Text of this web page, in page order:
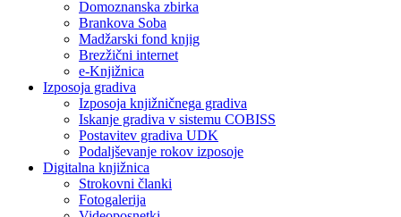
Domoznanska zbirka
Brankova Soba
Madžarski fond knjig
Brezžični internet
e-Knjižnica
Izposoja gradiva
Izposoja knjižničnega gradiva
Iskanje gradiva v sistemu COBISS
Postavitev gradiva UDK
Podaljševanje rokov izposoje
Digitalna knjižnica
Strokovni članki
Fotogalerija